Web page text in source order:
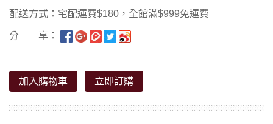
配送方式：宅配運費$180，全館滿$999免運費
分 享：
加入購物車 立即訂購